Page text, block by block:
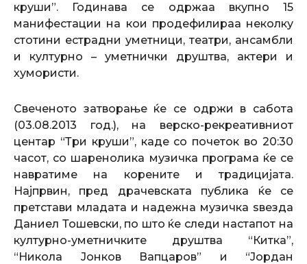
круши”. Годинава се одржаа вкупно 15
манифестации на кои продефилираа неколку
стотини естрадни уметници, театри, ансамбли
и културно – уметнички друштва, актери и
хумористи.
Свеченото затворање ќе се одржи в сабота
(03.08.2013 год.), на верско-рекреативниот
центар “Три круши”, каде со почеток во 20:30
часот, со шаренолика музичка програма ќе се
навратиме на корените и традицијата.
Најпрвин, пред драчевската публика ќе се
претстави младата и надежна музичка ѕвезда
Даниел Тошевски, по што ќе следи настапот на
културно-уметничките друштва “Китка”,
“Никола Јонков Вапцаров” и “Јордан